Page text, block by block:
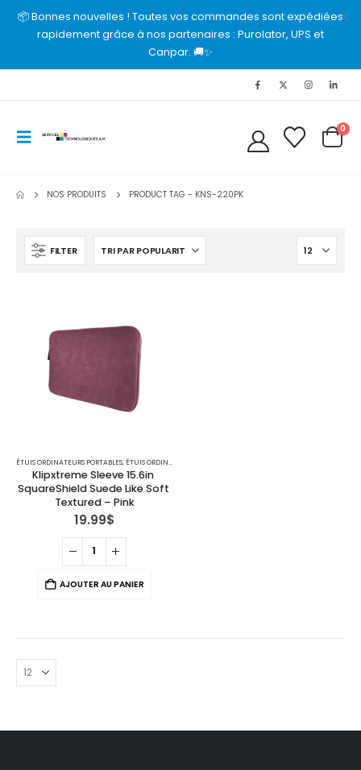
📦 Bonnes nouvelles ! Toutes vos commandes sont expédiées
rapidement grâce à nos partenaires : Purolator, UPS et
Canpar. 🚚✨
0
NOS PRODUITS PRODUCT TAG - KNS-220PK
FILTER
ÉTUIS ORDINATEURS PORTABLES, ÉTUIS ORDINATEURS PORTABLES ET SACS
Klipxtreme Sleeve 15.6in
SquareShield Suede Like Soft
Textured – Pink
19.99$
AJOUTER AU PANIER